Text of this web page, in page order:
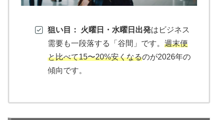
狙い目： 火曜日・水曜日出発はビジネス
需要も一段落する「谷間」です。 週末便
と比べて15〜20%安くなるのが2026年の
傾向です。